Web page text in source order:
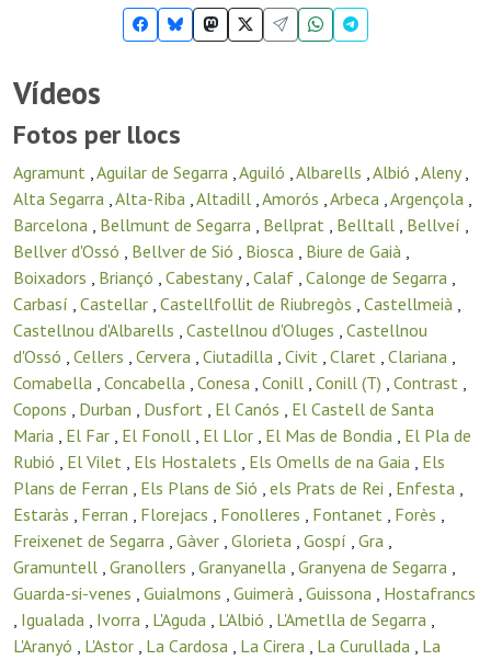
Vídeos
Fotos per llocs
Agramunt ,Aguilar de Segarra ,Aguiló ,Albarells ,Albió ,Aleny,
Alta Segarra ,Alta-Riba ,Altadill ,Amorós ,Arbeca ,Argençola ,
Barcelona , Bellmunt de Segarra , Bellprat , Belltall , Bellveí ,
Bellver d'Ossó , Bellver de Sió , Biosca , Biure de Gaià ,
Boixadors , Briançó , Cabestany, Calaf , Calonge de Segarra ,
Carbasí , Castellar , Castellfollit de Riubregòs , Castellmeià ,
Castellnou d'Albarells , Castellnou d'Oluges , Castellnou
d'Ossó , Cellers , Cervera , Ciutadilla , Civit , Claret , Clariana ,
Comabella , Concabella , Conesa , Conill , Conill (T) , Contrast ,
Copons , Durban , Dusfort , El Canós , El Castell de Santa
Maria , El Far , El Fonoll , El Llor , El Mas de Bondia , El Pla de
Rubió , El Vilet , Els Hostalets , Els Omells de na Gaia , Els
Plans de Ferran , Els Plans de Sió , els Prats de Rei , Enfesta ,
Estaràs , Ferran , Florejacs , Fonolleres , Fontanet , Forès ,
Freixenet de Segarra , Gàver , Glorieta , Gospí , Gra ,
Gramuntell , Granollers , Granyanella , Granyena de Segarra ,
Guarda-si-venes , Guialmons , Guimerà , Guissona , Hostafrancs
, Igualada , Ivorra , L'Aguda , L'Albió , L'Ametlla de Segarra ,
L'Aranyó , L'Astor , La Cardosa , La Cirera , La Curullada , La